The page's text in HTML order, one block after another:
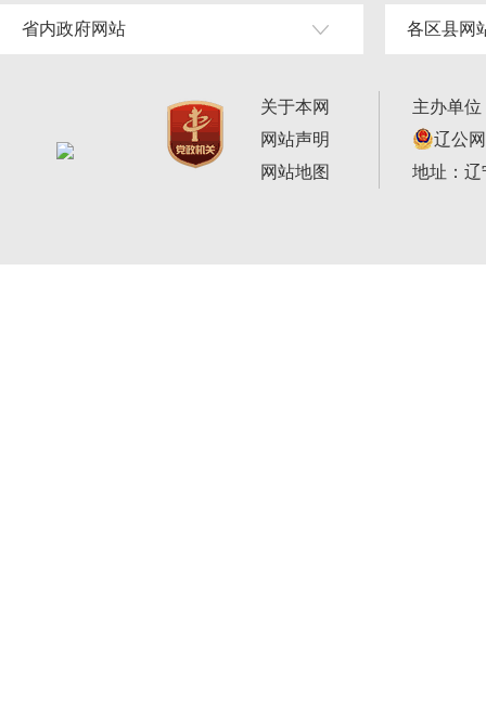
省内政府网站 各区县网
关于本网
网站声明
网站地图
主办单
辽公
地址：辽